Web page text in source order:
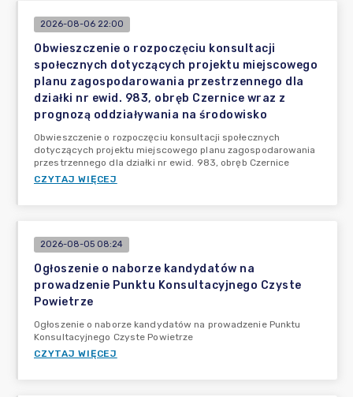
2026-08-06 22:00
Obwieszczenie o rozpoczęciu konsultacji
społecznych dotyczących projektu miejscowego
planu zagospodarowania przestrzennego dla
działki nr ewid. 983, obręb Czernice wraz z
prognozą oddziaływania na środowisko
Obwieszczenie o rozpoczęciu konsultacji społecznych
dotyczących projektu miejscowego planu zagospodarowania
przestrzennego dla działki nr ewid. 983, obręb Czernice
CZYTAJ WIĘCEJ
2026-08-05 08:24
Ogłoszenie o naborze kandydatów na
prowadzenie Punktu Konsultacyjnego Czyste
Powietrze
Ogłoszenie o naborze kandydatów na prowadzenie Punktu
Konsultacyjnego Czyste Powietrze
CZYTAJ WIĘCEJ